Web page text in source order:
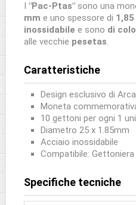
I "Pac-Ptas" sono una
mm e uno spessore di
inossidabile e sono di
alle vecchie pesetas.
Caratteristiche
Design esclusivo di
Moneta
10 gettoni per ogni 1
Diametro 25 x 1.85mm
Acciaio inossidabile
Compatibile:
Specifiche tecniche